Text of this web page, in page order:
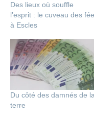
Des lieux où souffle
l’esprit : le cuveau des
à Escles
Du côté des damnés de la
terre